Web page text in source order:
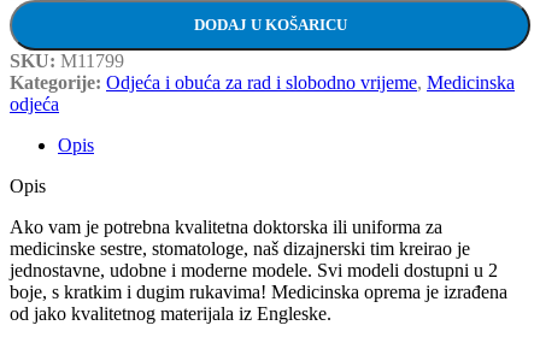
DODAJ U KOŠARICU
SKU: M11799
Kategorije: Odjeća i obuća za rad i slobodno vrijeme, Medicinska
odjeća
Opis
Opis
Ako vam je potrebna kvalitetna doktorska ili uniforma za
medicinske sestre, stomatologe, naš dizajnerski tim kreirao je
jednostavne, udobne i moderne modele. Svi modeli dostupni u 2
boje, s kratkim i dugim rukavima! Medicinska oprema je izrađena
od jako kvalitetnog materijala iz Engleske.